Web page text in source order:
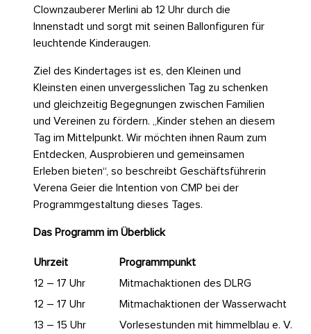
Clownzauberer Merlini ab 12 Uhr durch die
Innenstadt und sorgt mit seinen Ballonfiguren für
leuchtende Kinderaugen.
Ziel des Kindertages ist es, den Kleinen und
Kleinsten einen unvergesslichen Tag zu schenken
und gleichzeitig Begegnungen zwischen Familien
und Vereinen zu fördern. „Kinder stehen an diesem
Tag im Mittelpunkt. Wir möchten ihnen Raum zum
Entdecken, Ausprobieren und gemeinsamen
Erleben bieten“, so beschreibt Geschäftsführerin
Verena Geier die Intention von CMP bei der
Programmgestaltung dieses Tages.
Das Programm im Überblick
Uhrzeit
Programmpunkt
12 – 17 Uhr
Mitmachaktionen des DLRG
12 – 17 Uhr
Mitmachaktionen der Wasserwacht
13 – 15 Uhr
Vorlesestunden mit himmelblau e. V.